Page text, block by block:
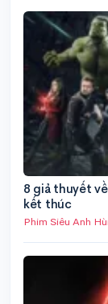
8 giả thuyết
kết thúc
Phim Siêu Anh